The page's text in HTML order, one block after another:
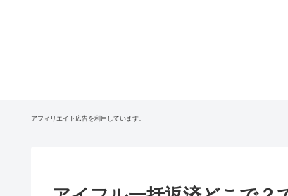
アフィリエイト広告を利用しています。